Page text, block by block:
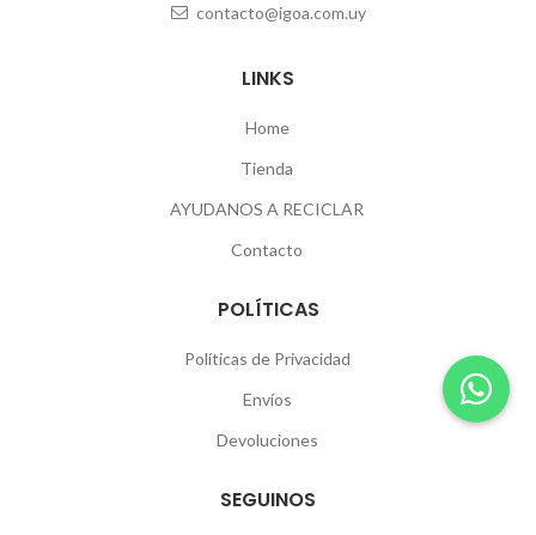
contacto@igoa.com.uy
LINKS
Home
Tienda
AYUDANOS A RECICLAR
Contacto
POLÍTICAS
Políticas de Privacidad
Envíos
Devoluciones
SEGUINOS